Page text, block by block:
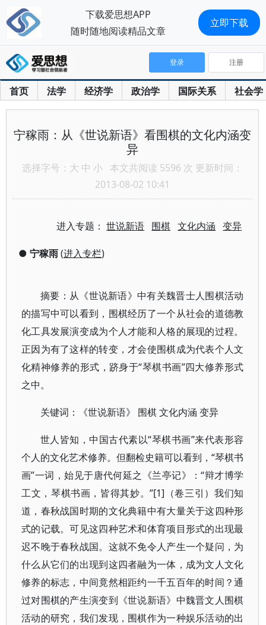
首页 法学 经济学 政治学 国际关系 社会学
登录 注册
宁稼雨：从《世说新语》看围棋的文化内涵变
异
选择字号： 大 中 小 本文共阅读 5596 次 更新时间：
2013-08-02 10:41
进入专题：世说新语 围棋 文化内涵 变异
● 宁稼雨(进入专栏)
摘要：从《世说新语》中有关魏晋士人围棋活动
的描写中可以看到，围棋经历了一个从社会的道德教
化工具发展演变成为个人才能和人格的展现的过程。
正因为有了这样的转变，才会使围棋成为代表个人文
化精神修养的形式，跻身于“琴棋书画”四大修养形式
之中。
关键词：《世说新语》 围棋 文化内涵 变异
世人皆知，中国古代素以“琴棋书画”来代表形容
个人的文化艺术修养。但翻检史籍可以看到，“琴棋书
画”一词，始见于唐代何延之《兰亭记》：“辩才博学
工文，琴棋书画，皆得其妙。”[1]（卷三引）我们知
道，春秋战国时期的文化典籍中有大量关于这四种形
式的记载。可见这四种艺术和体育项目形式的出现最
迟不晚于春秋战国。这就不免令人产生一个疑问，为
什么从它们的出现到这四者融为一体，成为文人文化
修养的标志，中间竟然相距约一千五百年的时间？通
过对围棋的产生演变到《世说新语》中魏晋文人围棋
活动的研究，我们发现，围棋作为一种娱乐活动的出
下载爱思想APP
随时随地阅读精品文章
立即下载